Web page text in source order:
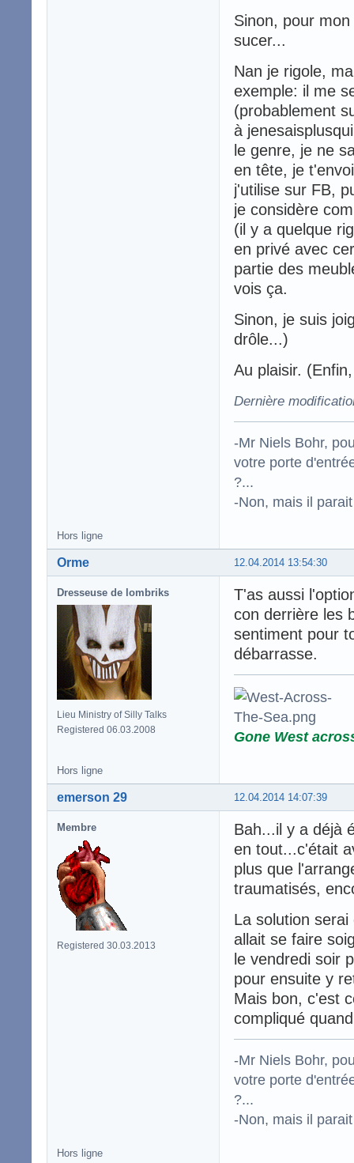
Sinon, pour
sucer...
Nan je rigole,
exemple: il me
(probablement
à
le genre, je ne
en tête, je
j'utilise sur FB,
je considère
(il y a quelque
en privé avec
partie des
vois ça.
Sinon, je suis
drôle...)
Au plaisir.
Dernière
-Mr Niels Bohr,
votre porte
?...
-Non, mais il
Hors ligne
12.04.2014 13:54:30
Orme
Dresseuse de lombriks
Lieu Ministry of Silly Talks
Registered 06.03.2008
T'as aussi
con derrière les
sentiment pour
débarrasse.
Gone West
Hors ligne
12.04.2014 14:07:39
emerson 29
Membre
Registered 30.03.2013
Bah...il y a déjà
en tout...c'était
plus que
traumatisés,
La solution
allait se faire
le vendredi soir
pour ensuite y
Mais bon, c'est
compliqué
-Mr Niels Bohr,
votre porte
?...
-Non, mais il
Hors ligne